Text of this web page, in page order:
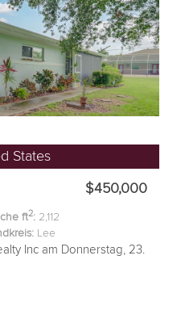
States
$450,000
ft2: 2,112
Lee
Inc am Donnerstag, 23.